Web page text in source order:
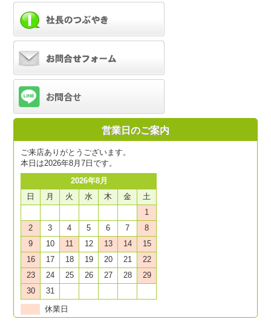
営業日のご案内
ご来店ありがとうございます。
本日は2026年8月7日です。
2026年8月
日
月 火 水 木 金
土
1
2
3 4 5 6 7
8
9
10 11 12 13 14
15
16
17 18 19 20 21
22
23
24 25 26 27 28
29
30
31
休業日